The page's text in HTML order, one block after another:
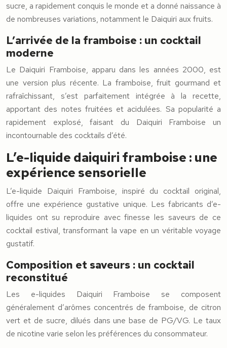
sucre, a rapidement conquis le monde et a donné naissance à
de nombreuses variations, notamment le Daiquiri aux fruits.
L’arrivée de la framboise : un cocktail
moderne
Le Daiquiri Framboise, apparu dans les années 2000, est
une version plus récente. La framboise, fruit gourmand et
rafraîchissant, s’est parfaitement intégrée à la recette,
apportant des notes fruitées et acidulées. Sa popularité a
rapidement explosé, faisant du Daiquiri Framboise un
incontournable des cocktails d’été.
L’e-liquide daiquiri framboise : une
expérience sensorielle
L’e-liquide Daiquiri Framboise, inspiré du cocktail original,
offre une expérience gustative unique. Les fabricants d’e-
liquides ont su reproduire avec finesse les saveurs de ce
cocktail estival, transformant la vape en un véritable voyage
gustatif.
Composition et saveurs : un cocktail
reconstitué
Les e-liquides Daiquiri Framboise se composent
généralement d’arômes concentrés de framboise, de citron
vert et de sucre, dilués dans une base de PG/VG. Le taux
de nicotine varie selon les préférences du consommateur.